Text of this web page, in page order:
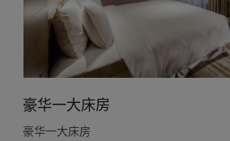
豪华一大床房
豪华一大床房